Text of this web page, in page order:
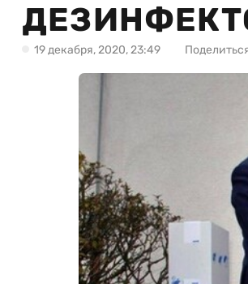
19 декабря, 2020, 23:49